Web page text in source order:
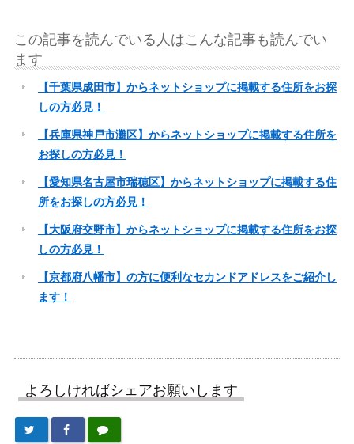
この記事を読んでいる人はこんな記事も読んでい
ます
【千葉県成田市】からネットショップに掲載する住所をお探
しの方必見！
【兵庫県神戸市灘区】からネットショップに掲載する住所を
お探しの方必見！
【愛知県名古屋市瑞穂区】からネットショップに掲載する住
所をお探しの方必見！
【大阪府交野市】からネットショップに掲載する住所をお探
しの方必見！
【京都府八幡市】の方に便利なセカンドアドレスをご紹介し
ます！
よろしければシェアお願いします